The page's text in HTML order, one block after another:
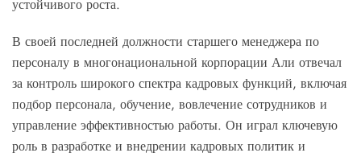
устойчивого роста.
В своей последней должности старшего менеджера по
персоналу в многонациональной корпорации Али отвечал
за контроль широкого спектра кадровых функций, включая
подбор персонала, обучение, вовлечение сотрудников и
управление эффективностью работы. Он играл ключевую
роль в разработке и внедрении кадровых политик и